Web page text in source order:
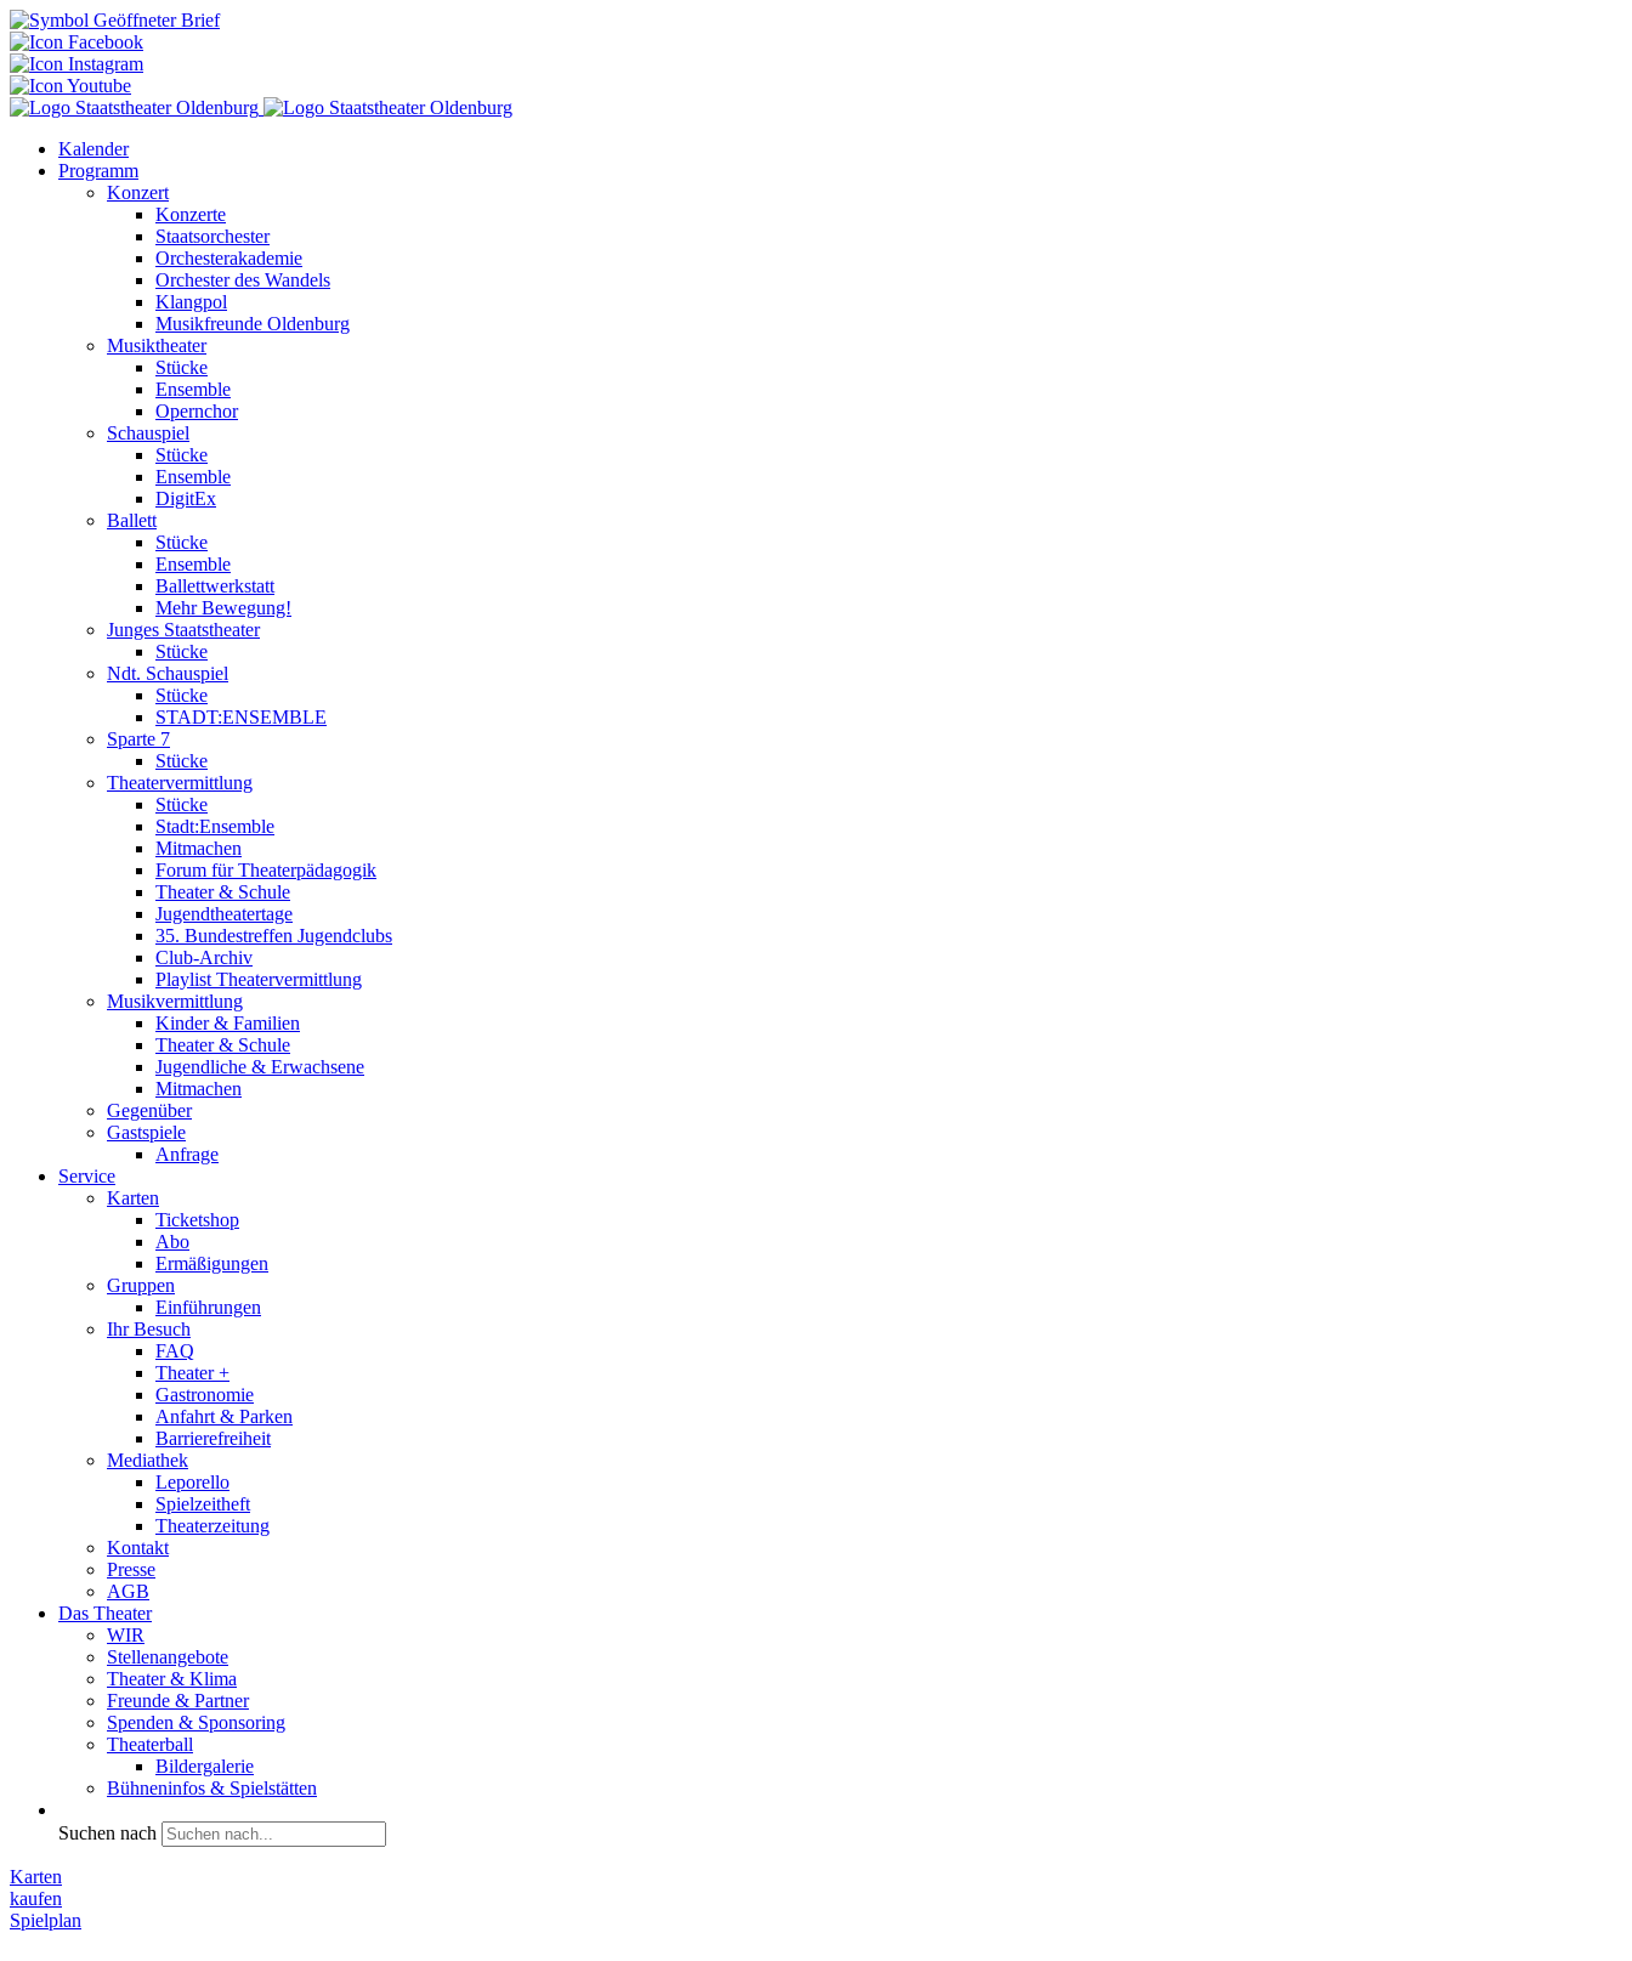
Kalender
Programm
Konzert
Konzerte
Staatsorchester
Orchesterakademie
Orchester des Wandels
Klangpol
Musikfreunde Oldenburg
Musiktheater
Stücke
Ensemble
Opernchor
Schauspiel
Stücke
Ensemble
DigitEx
Ballett
Stücke
Ensemble
Ballettwerkstatt
Mehr Bewegung!
Junges Staatstheater
Stücke
Ndt. Schauspiel
Stücke
STADT:ENSEMBLE
Sparte 7
Stücke
Theatervermittlung
Stücke
Stadt:Ensemble
Mitmachen
Forum für Theaterpädagogik
Theater & Schule
Jugendtheatertage
35. Bundestreffen Jugendclubs
Club-Archiv
Playlist Theatervermittlung
Musikvermittlung
Kinder & Familien
Theater & Schule
Jugendliche & Erwachsene
Mitmachen
Gegenüber
Gastspiele
Anfrage
Service
Karten
Ticketshop
Abo
Ermäßigungen
Gruppen
Einführungen
Ihr Besuch
FAQ
Theater +
Gastronomie
Anfahrt & Parken
Barrierefreiheit
Mediathek
Leporello
Spielzeitheft
Theaterzeitung
Kontakt
Presse
AGB
Das Theater
WIR
Stellenangebote
Theater & Klima
Freunde & Partner
Spenden & Sponsoring
Theaterball
Bildergalerie
Bühneninfos & Spielstätten
Suchen nach
Karten
kaufen
Spielplan